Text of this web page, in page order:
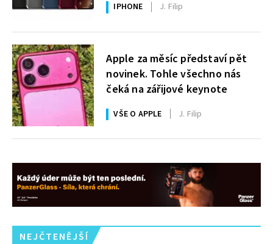
IPHONE J. Filip
Apple za měsíc představí pět
novinek. Tohle všechno nás
čeká na zářijové keynote
VŠE O APPLE J. Filip
NEJČTENĚJŠÍ